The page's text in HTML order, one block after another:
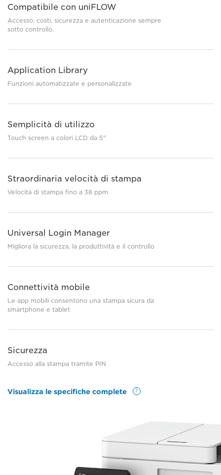
Compatibile con uniFLOW
Accesso, costi, sicurezza e autenticazione sempre
sotto controllo.
Application Library
Funzioni automatizzate e personalizzate
Semplicità di utilizzo
Touch screen a colori LCD da 5"
Straordinaria velocità di stampa
Velocità di stampa fino a 38 ppm
Universal Login Manager
Migliora la sicurezza, la produttività e il controllo
Connettività mobile
Le app mobili consentono una stampa sicura da
smartphone e tablet
Sicurezza
Accesso alla stampa tramite PIN
Visualizza le specifiche complete